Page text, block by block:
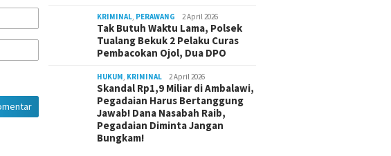
KRIMINAL, PERAWANG 2 April 2026
Tak Butuh Waktu Lama, Polsek
Tualang Bekuk 2 Pelaku Curas
Pembacokan Ojol, Dua DPO
HUKUM, KRIMINAL 2 April 2026
Skandal Rp1,9 Miliar di Ambalawi,
Pegadaian Harus Bertanggung
Jawab! Dana Nasabah Raib,
Pegadaian Diminta Jangan
Bungkam!